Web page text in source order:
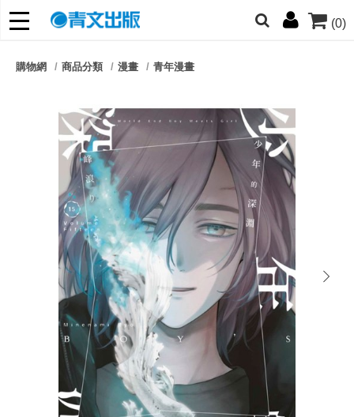
(0)
朋友們，提高警覺！
購物網 商品分類 漫畫 青年漫畫
next